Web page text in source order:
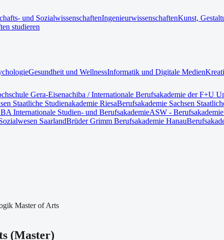
und SozialwissenschaftenIngenieurwissenschaftenKunst,
studieren
Gesundheit und WellnessInformatik und Digitale Medien
Gera-Eisenachiba / Internationale Berufsakademie der F+U
Staatliche Studienakademie RiesaBerufsakademie Sachsen
Internationale Studien- und BerufsakademieASW -
SaarlandBrüder Grimm Berufsakademie Hanau
Master of Arts
(Master)